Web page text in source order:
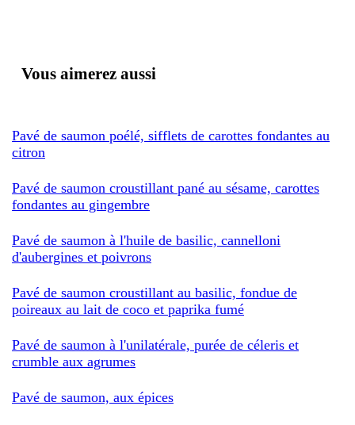
Vous aimerez aussi
Pavé de saumon poélé, sifflets de carottes fondantes au
citron
Pavé de saumon croustillant pané au sésame, carottes
fondantes au gingembre
Pavé de saumon à l'huile de basilic, cannelloni
d'aubergines et poivrons
Pavé de saumon croustillant au basilic, fondue de
poireaux au lait de coco et paprika fumé
Pavé de saumon à l'unilatérale, purée de céleris et
crumble aux agrumes
Pavé de saumon, aux épices